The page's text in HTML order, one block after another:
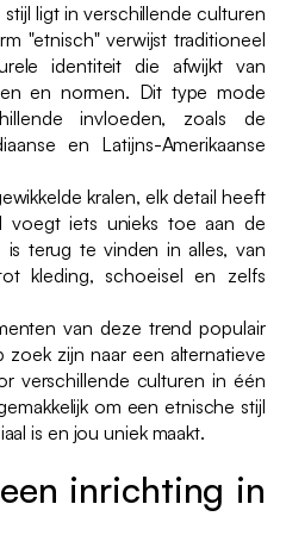
ligt in verschillende culturen
"etnisch" verwijst traditioneel
identiteit die afwijkt van
en normen. Dit type mode
invloeden, zoals de
en Latijns-Amerikaanse
kralen, elk detail heeft
voegt iets unieks toe aan de
is terug te vinden in alles, van
kleding, schoeisel en zelfs
van deze trend populair
zijn naar een alternatieve
verschillende culturen in één
om een etnische stijl
is en jou uniek maakt.
inrichting in